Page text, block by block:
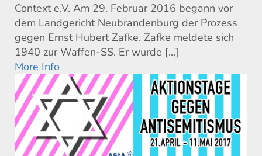
Context e.V. Am 29. Februar 2016 begann vor
dem Landgericht Neubrandenburg der Prozess
gegen Ernst Hubert Zafke. Zafke meldete sich
1940 zur Waffen-SS. Er wurde [...]
More Info